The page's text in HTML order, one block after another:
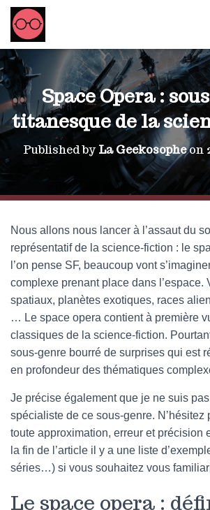
Space Opera :
titanesque de la
Published byLa Geekosopheon
Nous allons nous lancer à l’assaut du
représentatif de la science-fiction : le
l’on pense SF, beaucoup vont
complexe prenant place dans l’espace.
spatiaux, planètes exotiques, races
… Le space opera contient à première
classiques de la science-fiction.
sous-genre bourré de surprises qui est
en profondeur des thématiques
Je précise également que je ne suis
spécialiste de ce sous-genre. N’hésitez
toute approximation, erreur et précision
la fin de l’article il y a une liste
séries…) si vous souhaitez vous
Le space opera :